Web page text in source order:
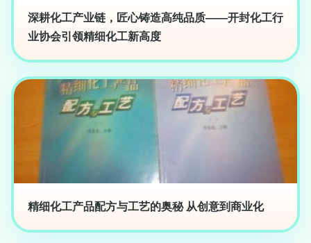
深耕化工产业链，匠心铸造高纯品质——开封化工行
业协会引领精细化工新高度
精细化工产品配方与工艺的奥秘 从创意到商业化